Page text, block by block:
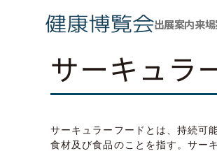
出展案内来
サーキュラ
サーキュラーフードとは、持続可
食材及び食品のことを指す。サー